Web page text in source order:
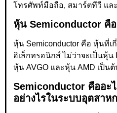
โทรศัพท์มือถือ, สมาร์ตทีวี แล
หุ้น Semiconductor คือ
หุ้น Semiconductor คือ หุ้นที่
อิเล็กทรอนิกส์ ไม่ว่าจะเป็นหุ้น
หุ้น AVGO และหุ้น AMD เป็น
Semiconductor คืออะ
อย่างไรในระบบอุตสาห